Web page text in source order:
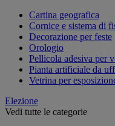
Cartina geografica
Cornice e sistema di
Decorazione per feste
Orologio
Pellicola adesiva per
Pianta artificiale da
Vetrina per
Elezione
Vedi tutte le categorie